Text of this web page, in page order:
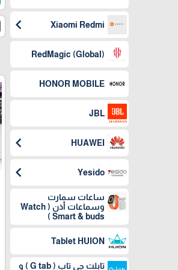
Xiaomi Redmi
chevron_left
(RedMagic (Global
HONOR MOBILE
JBL
HUAWEI
chevron_left
Yesido
chevron_left
ساعات سمارت
وسماعات أذن ( Watch
Smart & buds )
Tablet HUION
تابلت جي تاب ( G tab ) و